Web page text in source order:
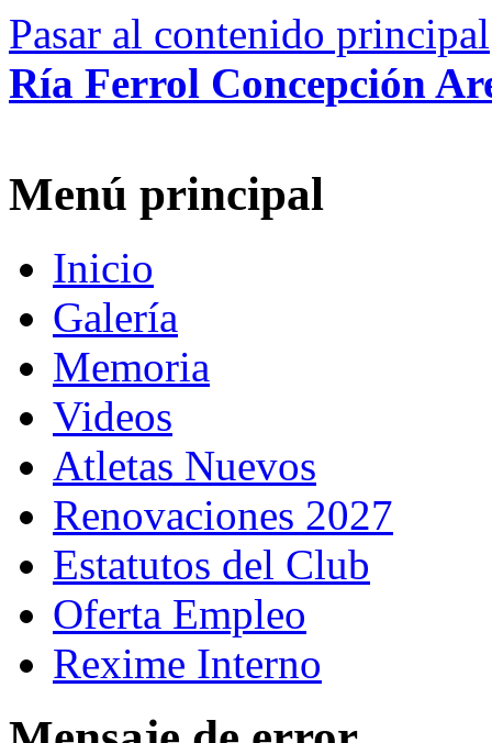
Pasar al contenido principal
Ría Ferrol Concepción
Menú principal
Inicio
Galería
Memoria
Videos
Atletas Nuevos
Renovaciones 2027
Estatutos del Club
Oferta Empleo
Rexime Interno